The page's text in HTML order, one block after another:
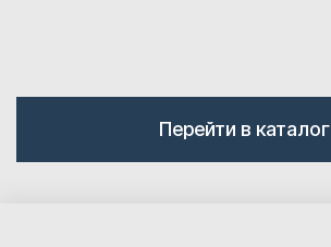
Перейти в каталог